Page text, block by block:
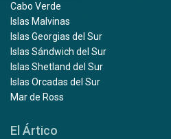
Cabo Verde
Islas Malvinas
Islas Georgias del Sur
Islas Sándwich del Sur
Islas Shetland del Sur
Islas Orcadas del Sur
Mar de Ross
El Ártico